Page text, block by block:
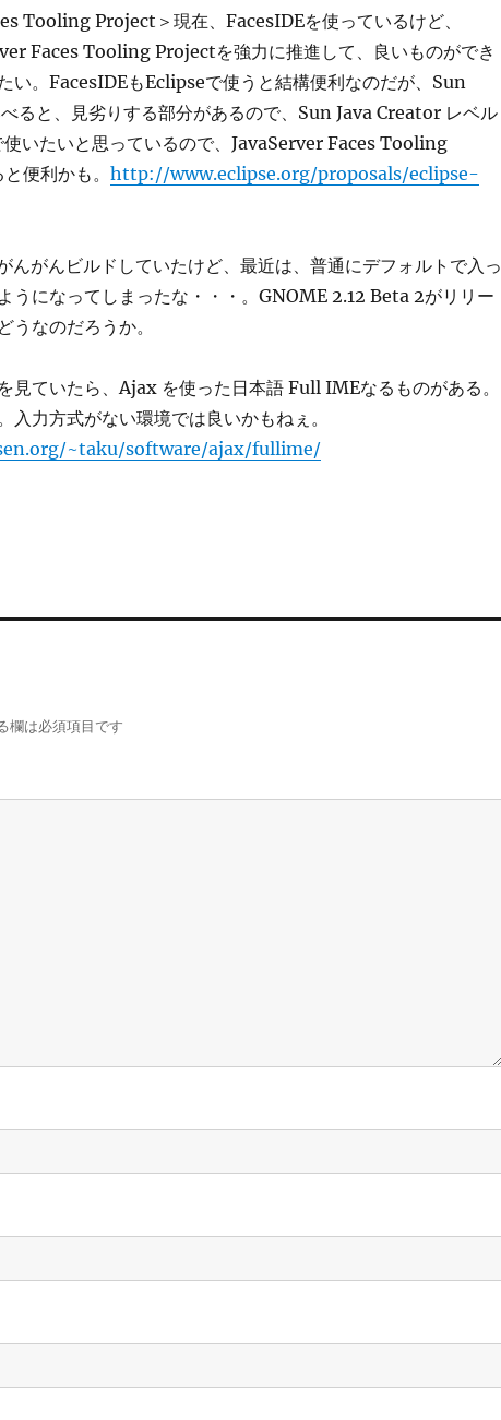
Tooling Project＞現在、FacesIDEを使っているけど、
Faces Tooling Projectを強力に推進して、良いものができ
い。FacesIDEもEclipseで使うと結構便利なのだが、Sun
ると、見劣りする部分があるので、Sun Java Creator レベル
いたいと思っているので、JavaServer Faces Tooling
便利かも。 http://www.eclipse.org/proposals/eclipse-
んがんビルドしていたけど、最近は、普通にデフォルトで入っ
うになってしまったな・・・。GNOME 2.12 Beta 2がリリー
うなのだろうか。
見ていたら、Ajax を使った日本語 Full IMEなるものがある。
入力方式がない環境では良いかもねぇ。
~taku/software/ajax/fullime/
欄は必須項目です